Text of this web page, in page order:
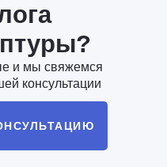
и мы свяжемся
консультации